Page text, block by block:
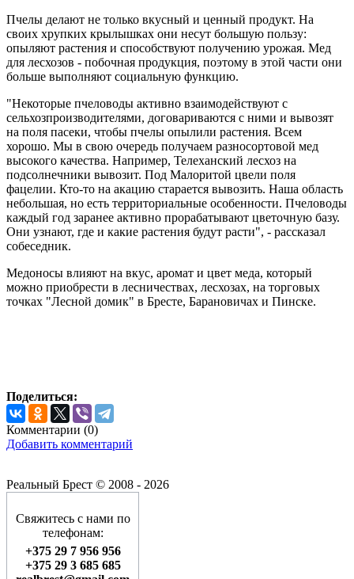
Пчелы делают не только вкусный и ценный продукт. На
своих хрупких крылышках они несут большую пользу:
опыляют растения и способствуют получению урожая. Мед
для лесхозов - побочная продукция, поэтому в этой части они
больше выполняют социальную функцию.
"Некоторые пчеловоды активно взаимодействуют с
сельхозпроизводителями, договариваются с ними и вывозят
на поля пасеки, чтобы пчелы опылили растения. Всем
хорошо. Мы в свою очередь получаем разносортовой мед
высокого качества. Например, Телеханский лесхоз на
подсолнечники вывозит. Под Малоритой цвели поля
фацелии. Кто-то на акацию старается вывозить. Наша область
небольшая, но есть территориальные особенности. Пчеловоды
каждый год заранее активно прорабатывают цветочную базу.
Они узнают, где и какие растения будут расти", - рассказал
собеседник.
Медоносы влияют на вкус, аромат и цвет меда, который
можно приобрести в лесничествах, лесхозах, на торговых
точках "Лесной домик" в Бресте, Барановичах и Пинске.
Поделиться:
Комментарии (0)
Добавить комментарий
Реальный Брест © 2008 - 2026
Свяжитесь с нами по
телефонам:
+375 29 7 956 956
+375 29 3 685 685